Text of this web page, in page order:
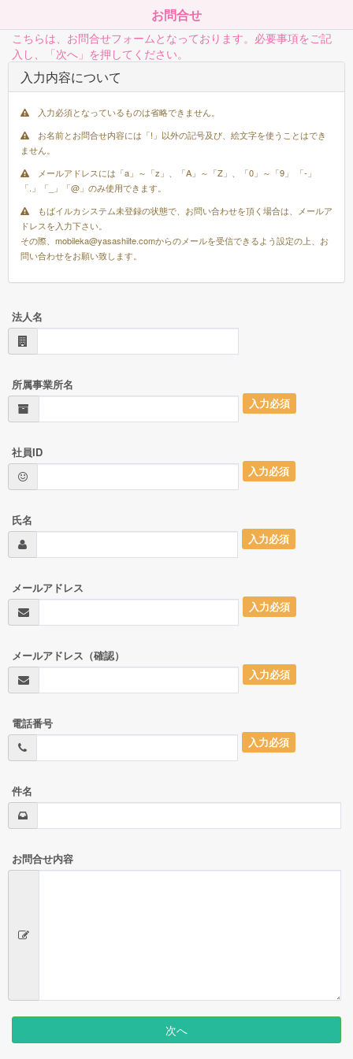
お問合せ
こちらは、お問合せフォームとなっております。必要事項をご記
入し、「次へ」を押してください。
入力内容について
入力必須となっているものは省略できません。
お名前とお問合せ内容には「!」以外の記号及び、絵文字を使うことはでき
ません。
メールアドレスには「a」～「z」、「A」～「Z」、「0」～「9」 「-」
「.」「_」「@」のみ使用できます。
もばイルカシステム未登録の状態で、お問い合わせを頂く場合は、メールア
ドレスを入力下さい。
その際、mobileka@yasashiite.comからのメールを受信できるよう設定の上、お
問い合わせをお願い致します。
法人名
所属事業所名
入力必須
社員ID
入力必須
氏名
入力必須
メールアドレス
入力必須
メールアドレス（確認）
入力必須
電話番号
入力必須
件名
お問合せ内容
次へ